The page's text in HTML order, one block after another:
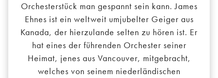
Orchesterstück man gespannt sein kann. James
Ehnes ist ein weltweit umjubelter Geiger aus
Kanada, der hierzulande selten zu hören ist. Er
hat eines der führenden Orchester seiner
Heimat, jenes aus Vancouver, mitgebracht,
welches von seinem niederländischen